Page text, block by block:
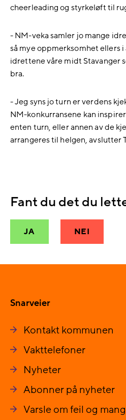
cheerleading og styrkeløft til
- NM-veka samler jo mange
så mye oppmerksomhet ellers i
idrettene våre midt Stavanger
bra.
- Jeg syns jo turn er verdens
NM-konkurransene kan
enten turn, eller annen av de
arrangeres til helgen, avslutter
Fant du det du
JA NEI
Snarveier
Kontakt kommunen
Vakttelefoner
Nyheter
Abonner på nyheter
Varsle om feil og